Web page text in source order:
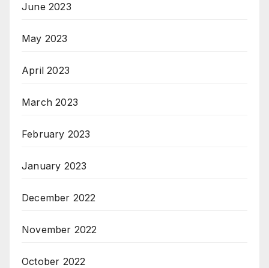
June 2023
May 2023
April 2023
March 2023
February 2023
January 2023
December 2022
November 2022
October 2022